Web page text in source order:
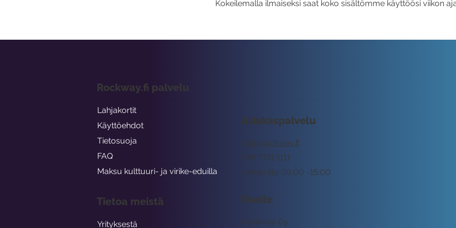
Kokeilemalla ilmaiseksi saat koko sisältömme käyttöösi viikon
Asiakaspalvelu
tuki@rockway.fi
Arkisin klo 09:00 -15:00
045 7731 1111
Osoite
Rockway Oy
Rockway.fi palvelu
Lahjakortit
Käyttöehdot
Tietosuoja
FAQ
Maksu kulttuuri- ja virike-eduilla
Tietoa meistä
Yrityksestä